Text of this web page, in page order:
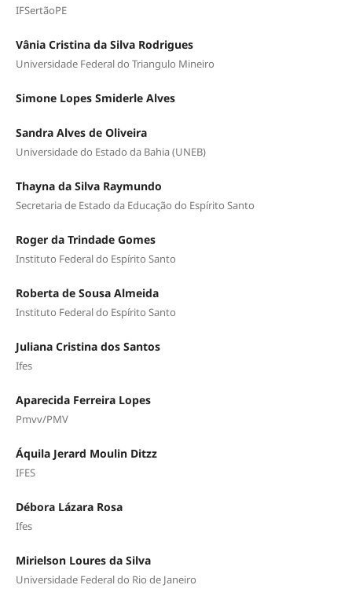
IFSertãoPE
Vânia Cristina da Silva Rodrigues
Universidade Federal do Triangulo Mineiro
Simone Lopes Smiderle Alves
Sandra Alves de Oliveira
Universidade do Estado da Bahia (UNEB)
Thayna da Silva Raymundo
Secretaria de Estado da Educação do Espírito Santo
Roger da Trindade Gomes
Instituto Federal do Espírito Santo
Roberta de Sousa Almeida
Instituto Federal do Espírito Santo
Juliana Cristina dos Santos
Ifes
Aparecida Ferreira Lopes
Pmvv/PMV
Áquila Jerard Moulin Ditzz
IFES
Débora Lázara Rosa
Ifes
Mirielson Loures da Silva
Universidade Federal do Rio de Janeiro